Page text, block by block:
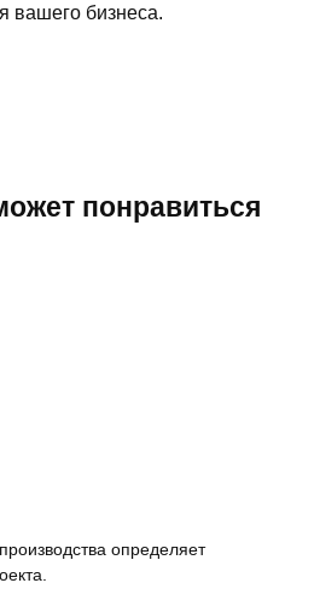
вашего бизнеса.
понравиться
определяет